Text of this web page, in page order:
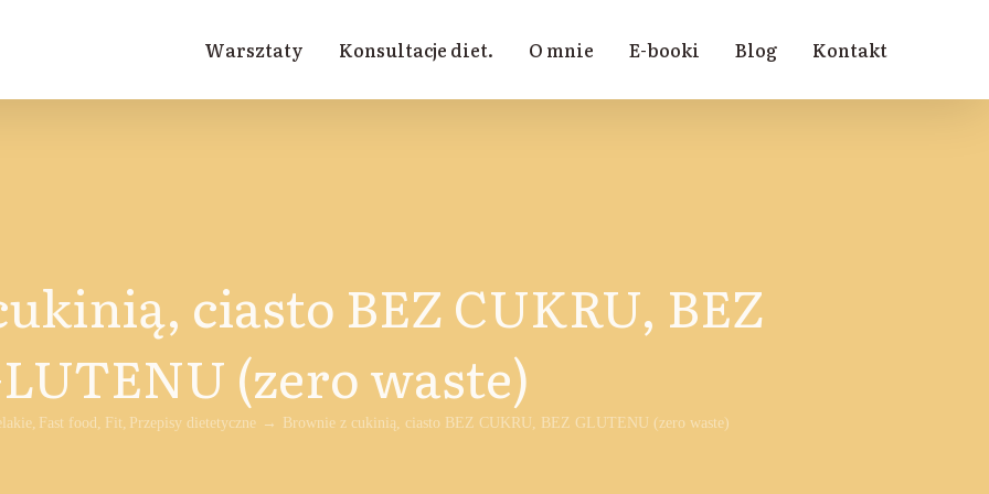
Warsztaty Konsultacje diet. O mnie E-booki Blog Kontakt
ciasto BEZ CUKRU, BEZ
(zero waste)
Fast food Fit Przepisy dietetyczne Brownie z cukinią, ciasto BEZ CUKRU, BEZ GLUTENU (zero waste)